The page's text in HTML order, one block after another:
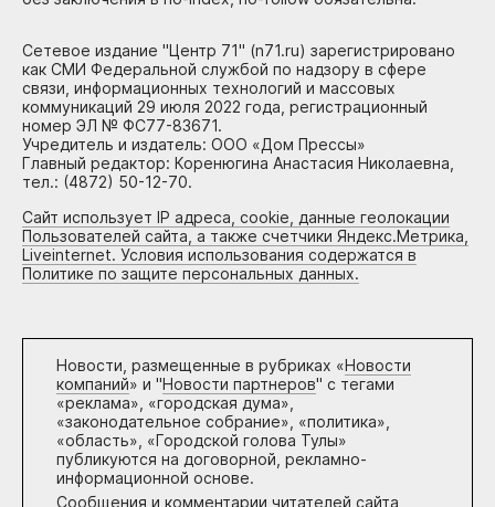
Сетевое издание "Центр 71" (n71.ru) зарегистрировано
как СМИ Федеральной службой по надзору в сфере
связи, информационных технологий и массовых
коммуникаций 29 июля 2022 года, регистрационный
номер ЭЛ № ФС77-83671.
Учредитель и издатель: ООО «Дом Прессы»
Главный редактор: Коренюгина Анастасия Николаевна,
тел.: (4872) 50-12-70.
Сайт использует IP адреса, cookie, данные геолокации
Пользователей сайта, а также счетчики Яндекс.Метрика,
Liveinternet. Условия использования содержатся в
Политике по защите персональных данных.
Новости, размещенные в рубриках «Новости
компаний» и "Новости партнеров" с тегами
«реклама», «городская дума»,
«законодательное собрание», «политика»,
«область», «Городской голова Тулы»
публикуются на договорной, рекламно-
информационной основе.
Сообщения и комментарии читателей сайта